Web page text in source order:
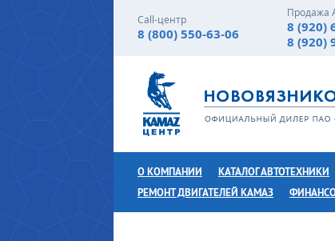
Call-центр
8 (800) 550-63-06
Продажа
8 (920)
8 (920)
О КОМПАНИИ КАТАЛОГ АВТОТЕХНИКИ
РЕМОНТ ДВИГАТЕЛЕЙ КАМАЗ